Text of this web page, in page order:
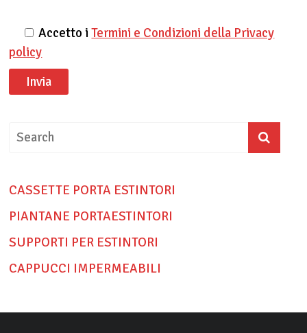
Accetto iTermini e Condizioni della Privacy
policy
CASSETTE PORTA ESTINTORI
PIANTANE PORTAESTINTORI
SUPPORTI PER ESTINTORI
CAPPUCCI IMPERMEABILI